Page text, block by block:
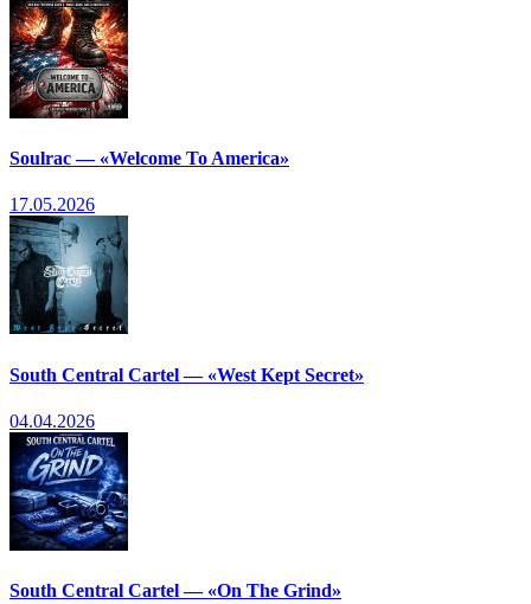
Soulrac — «Welcome To America»
17.05.2026
South Central Cartel — «West Kept Secret»
04.04.2026
South Central Cartel — «On The Grind»